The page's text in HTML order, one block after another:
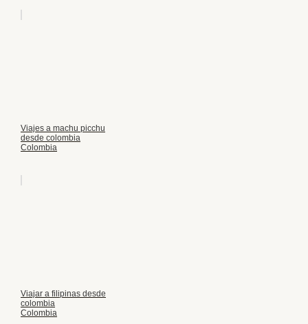
Viajes a machu picchu
desde colombia
Colombia
Viajar a filipinas desde
colombia
Colombia